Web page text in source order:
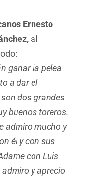
Ernesto
al
ganar la pelea
a dar el
dos grandes
buenos toreros.
admiro mucho y
él y con sus
con Luis
admiro y aprecio